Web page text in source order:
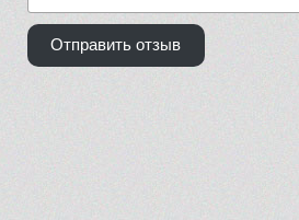
Отправить отзыв